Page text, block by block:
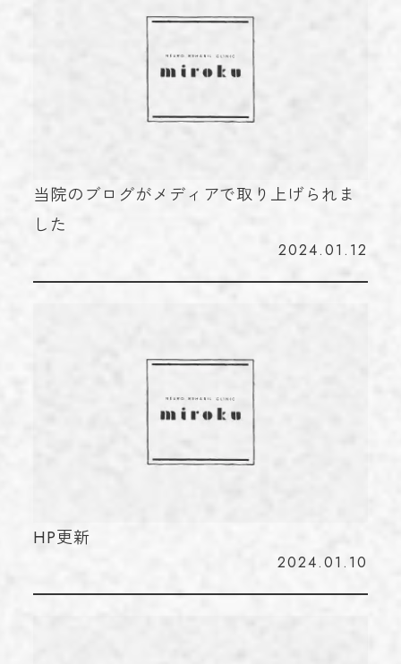
当院のブログがメディアで取り上げられま
した
2024.01.12
HP更新
2024.01.10